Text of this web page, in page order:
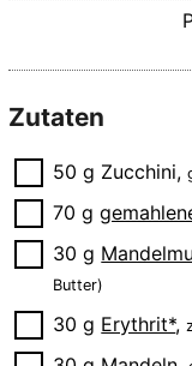
Zutaten
▢
50 g Zucchini,
▢
70 g
▢
30 g
Butter)
▢
30 g Erythrit*,